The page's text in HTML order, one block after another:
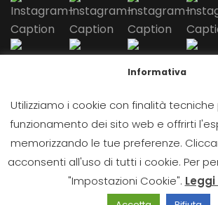
Follow Me!
Informativa
Utilizziamo i cookie con finalità
funzionamento dei sito web e offrirti
memorizzando le tue preferenze.
acconsenti all'uso di tutti i cookie. Per
"Impostazioni Cookie".